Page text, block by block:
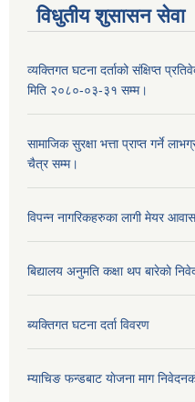
विधुतीय शुसासन सेवा
व्यक्तिगत घटना दर्ताको संक्षिप्त
मिति २०८०-०३-३१ सम्म।
सामाजिक सुरक्षा भत्ता प्राप्त गर्ने
चैत्र सम्म।
विपन्न नागरिकहरुका लागी मेयर
बिद्यालय अनुमति कक्षा थप बारेकाे
ब्यक्तिगत घटना दर्ता विवरण
म्याचिङ फन्डबाट याेजना माग